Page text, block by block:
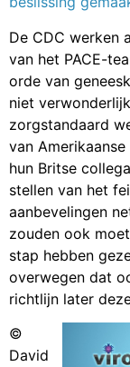
De CDC werken
van het PACE-
orde van
niet
zorgstandaard
van
hun Britse
stellen van het
aanbevelingen
zouden ook
stap hebben
overwegen dat
richtlijn later
©
David